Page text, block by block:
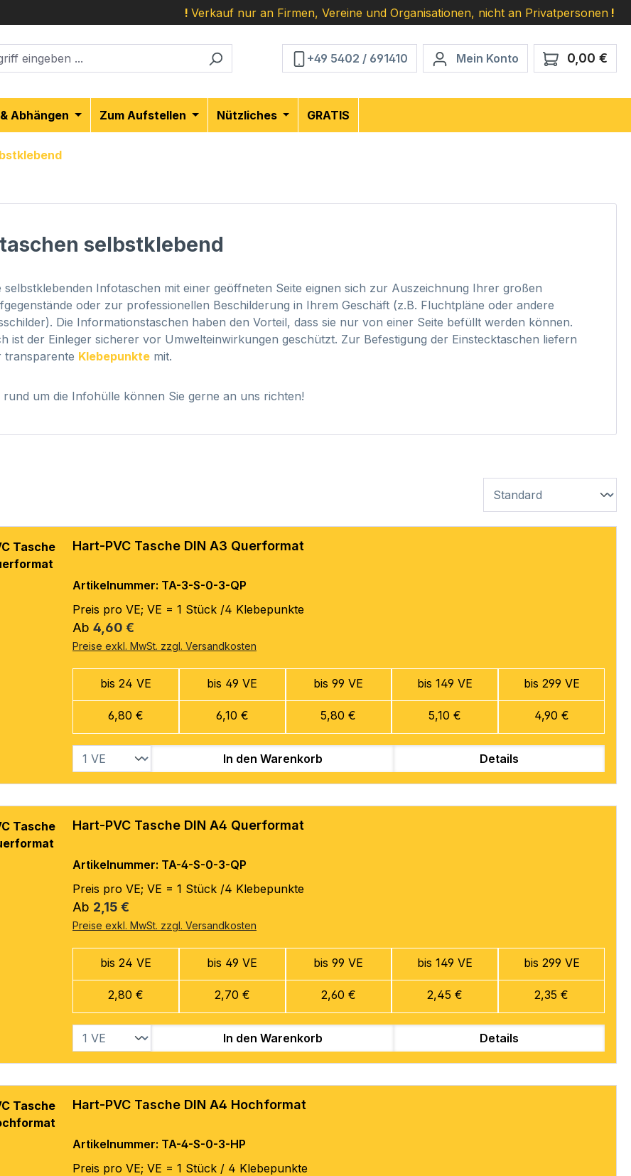
! Verkauf nur an Firmen, Vereine und Organisationen, nicht an Privatpersonen !
+49 5402 / 691410 Mein Konto 0,00 €
Abhängen Zum Aufstellen Nützliches GRATIS
selbstklebend
selbstklebenden Infotaschen mit einer geöffneten Seite eignen sich zur Auszeichnung Ihrer großen
oder zur professionellen Beschilderung in Ihrem Geschäft (z.B. Fluchtpläne oder andere
Die Informationstaschen haben den Vorteil, dass sie nur von einer Seite befüllt werden können.
ist der Einleger sicherer vor Umwelteinwirkungen geschützt. Zur Befestigung der Einstecktaschen liefern
transparente Klebepunkte mit.
rund um die Infohülle können Sie gerne an uns richten!
Hart-PVC Tasche DIN A3 Querformat
Artikelnummer: TA-3-S-0-3-QP
Preis pro VE; VE = 1 Stück /4 Klebepunkte
Regulärer Preis:
Ab 4,60 €
Preise exkl. MwSt. zzgl. Versandkosten
bis 24 VE
6,80 €
bis 49 VE
6,10 €
bis 99 VE
5,80 €
bis 149 VE
5,10 €
bis 299 VE
4,90 €
In den Warenkorb Details
Hart-PVC Tasche DIN A4 Querformat
Artikelnummer: TA-4-S-0-3-QP
Preis pro VE; VE = 1 Stück /4 Klebepunkte
Regulärer Preis:
Ab 2,15 €
Preise exkl. MwSt. zzgl. Versandkosten
bis 24 VE
2,80 €
bis 49 VE
2,70 €
bis 99 VE
2,60 €
bis 149 VE
2,45 €
bis 299 VE
2,35 €
In den Warenkorb Details
Hart-PVC Tasche DIN A4 Hochformat
Artikelnummer: TA-4-S-0-3-HP
Preis pro VE; VE = 1 Stück / 4 Klebepunkte